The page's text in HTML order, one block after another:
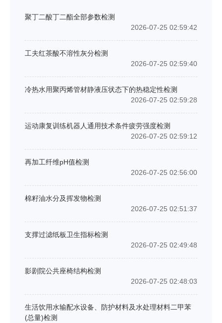
聚丁二酸丁二酯全部参数检测
2026-07-25 02:59:42
工夫红茶酸不溶性灰分检测
2026-07-25 02:59:40
冷热水用聚丙烯管材静液压状态下的热稳定性检测
2026-07-25 02:59:28
运动康复训练机器人通用技术条件疲劳强度检测
2026-07-25 02:59:12
再加工纤维pH值检测
2026-07-25 02:56:00
棉籽油水分及挥发物检测
2026-07-25 02:51:37
支撑过滤纸板卫生指标检测
2026-07-25 02:49:48
影剧院公共座椅结构检测
2026-07-25 02:48:03
生活饮用水输配水设备、防护材料及水处理材料二甲苯
(总量)检测